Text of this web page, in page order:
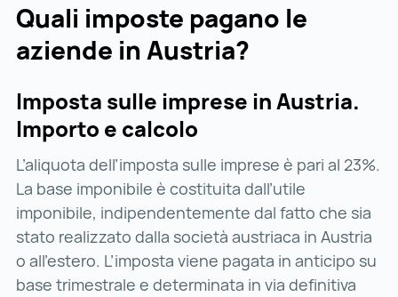
Quali imposte pagano le
aziende in Austria?
Imposta sulle imprese in Austria.
Importo e calcolo
L’aliquota dell’imposta sulle imprese è pari al 23%.
La base imponibile è costituita dall’utile
imponibile, indipendentemente dal fatto che sia
stato realizzato dalla società austriaca in Austria
o all’estero. L’imposta viene pagata in anticipo su
base trimestrale e determinata in via definitiva